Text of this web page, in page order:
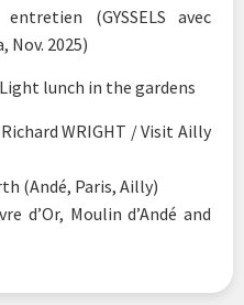
(GYSSELS avec
Nov. 2025)
lunch in the gardens
WRIGHT / Visit Ailly
(Andé, Paris, Ailly)
d’Or, Moulin d’Andé and